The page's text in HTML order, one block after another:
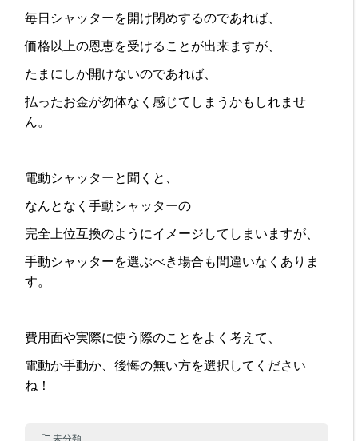
毎日シャッターを開け閉めするのであれば、
価格以上の恩恵を受けることが出来ますが、
たまにしか開けないのであれば、
払ったお金が勿体なく感じてしまうかもしれませ
ん。
電動シャッターと聞くと、
なんとなく手動シャッターの
完全上位互換のようにイメージしてしまいますが、
手動シャッターを選ぶべき場合も間違いなくありま
す。
費用面や実際に使う際のことをよく考えて、
電動か手動か、後悔の無い方を選択してください
ね！
未分類